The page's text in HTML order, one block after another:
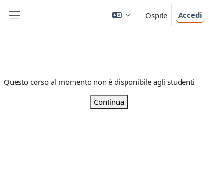
Ospite Accedi
Questo corso al momento non è disponibile agli studenti
Continua